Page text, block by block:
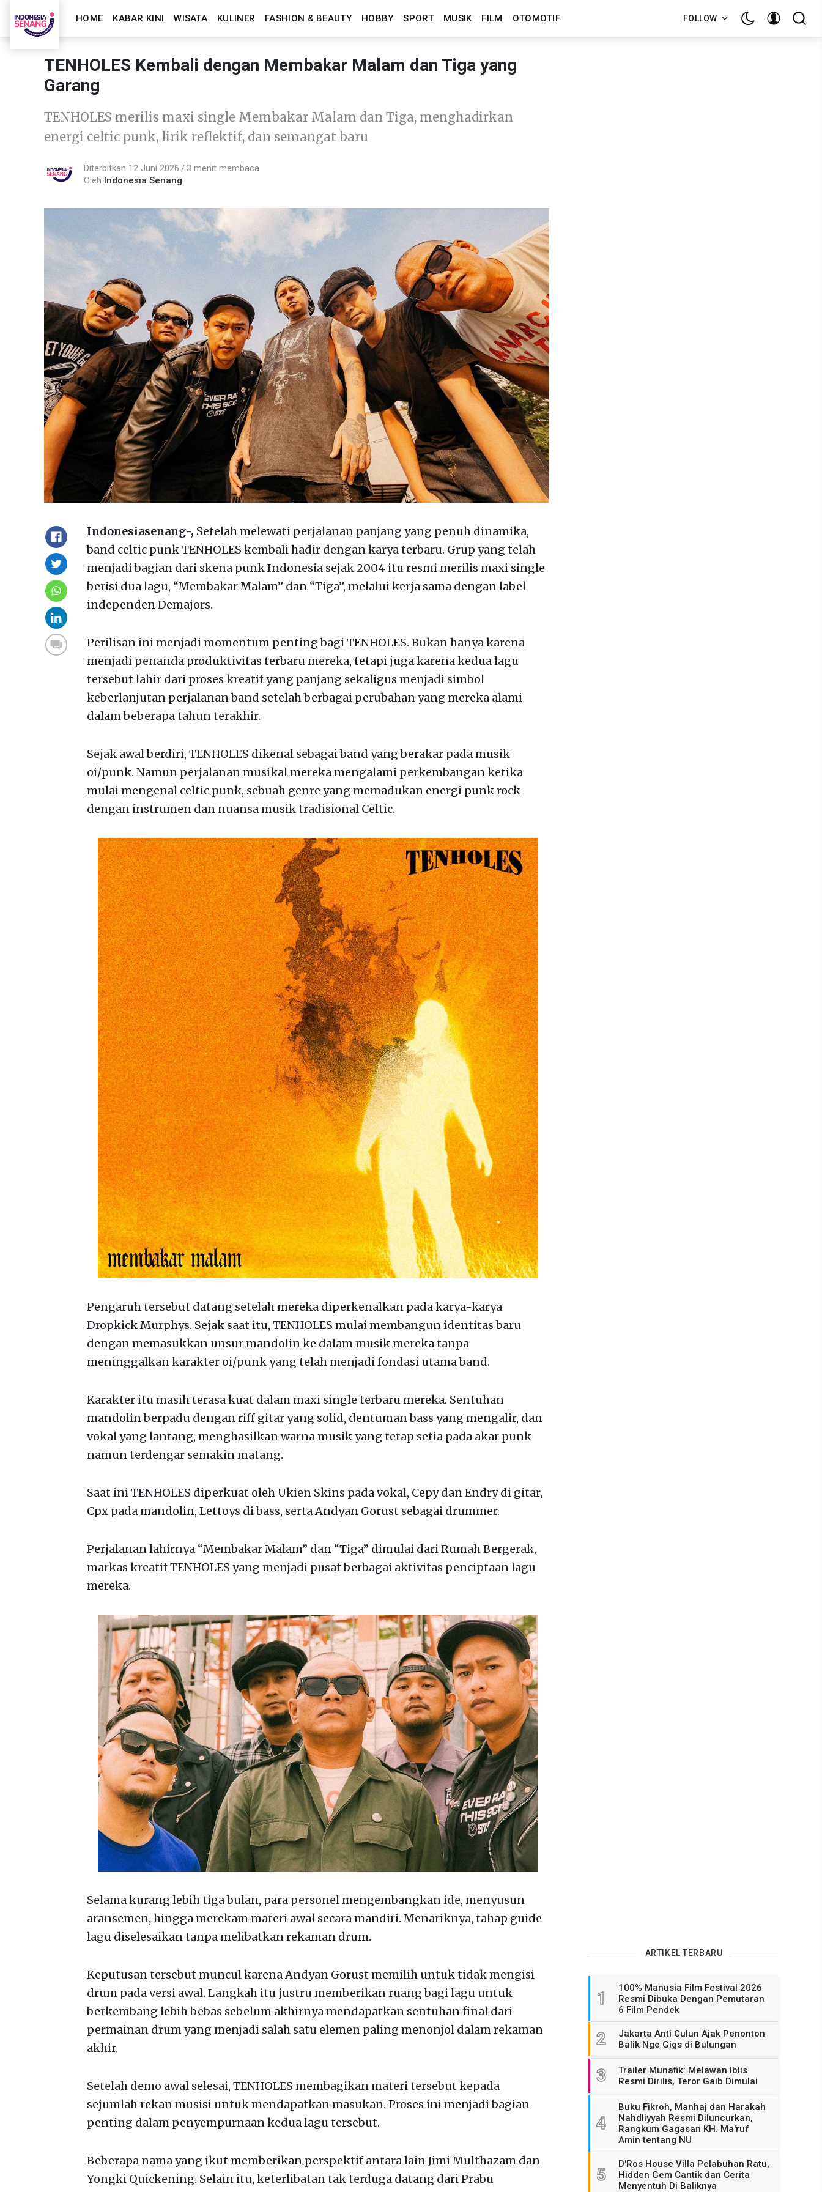
HOME KABAR KINI WISATA KULINER FASHION & BEAUTY HOBBY SPORT MUSIK FILM OTOMOTIF FOLLOW
TENHOLES Kembali dengan Membakar Malam dan Tiga yang
Garang
TENHOLES merilis maxi single Membakar Malam dan Tiga, menghadirkan
energi celtic punk, lirik reflektif, dan semangat baru
Diterbitkan 12 Juni 2026
3 menit membaca
Oleh Indonesia Senang
Indonesiasenang-, Setelah melewati perjalanan panjang yang penuh dinamika,
band celtic punk TENHOLES kembali hadir dengan karya terbaru. Grup yang telah
menjadi bagian dari skena punk Indonesia sejak 2004 itu resmi merilis maxi single
berisi dua lagu, “Membakar Malam” dan “Tiga”, melalui kerja sama dengan label
independen Demajors.
Perilisan ini menjadi momentum penting bagi TENHOLES. Bukan hanya karena
menjadi penanda produktivitas terbaru mereka, tetapi juga karena kedua lagu
tersebut lahir dari proses kreatif yang panjang sekaligus menjadi simbol
keberlanjutan perjalanan band setelah berbagai perubahan yang mereka alami
dalam beberapa tahun terakhir.
Sejak awal berdiri, TENHOLES dikenal sebagai band yang berakar pada musik
oi/punk. Namun perjalanan musikal mereka mengalami perkembangan ketika
mulai mengenal celtic punk, sebuah genre yang memadukan energi punk rock
dengan instrumen dan nuansa musik tradisional Celtic.
Pengaruh tersebut datang setelah mereka diperkenalkan pada karya-karya
Dropkick Murphys. Sejak saat itu, TENHOLES mulai membangun identitas baru
dengan memasukkan unsur mandolin ke dalam musik mereka tanpa
meninggalkan karakter oi/punk yang telah menjadi fondasi utama band.
Karakter itu masih terasa kuat dalam maxi single terbaru mereka. Sentuhan
mandolin berpadu dengan riff gitar yang solid, dentuman bass yang mengalir, dan
vokal yang lantang, menghasilkan warna musik yang tetap setia pada akar punk
namun terdengar semakin matang.
Saat ini TENHOLES diperkuat oleh Ukien Skins pada vokal, Cepy dan Endry di gitar,
Cpx pada mandolin, Lettoys di bass, serta Andyan Gorust sebagai drummer.
Perjalanan lahirnya “Membakar Malam” dan “Tiga” dimulai dari Rumah Bergerak,
markas kreatif TENHOLES yang menjadi pusat berbagai aktivitas penciptaan lagu
mereka.
Selama kurang lebih tiga bulan, para personel mengembangkan ide, menyusun
aransemen, hingga merekam materi awal secara mandiri. Menariknya, tahap guide
lagu diselesaikan tanpa melibatkan rekaman drum.
Keputusan tersebut muncul karena Andyan Gorust memilih untuk tidak mengisi
drum pada versi awal. Langkah itu justru memberikan ruang bagi lagu untuk
berkembang lebih bebas sebelum akhirnya mendapatkan sentuhan final dari
permainan drum yang menjadi salah satu elemen paling menonjol dalam rekaman
akhir.
Setelah demo awal selesai, TENHOLES membagikan materi tersebut kepada
sejumlah rekan musisi untuk mendapatkan masukan. Proses ini menjadi bagian
penting dalam penyempurnaan kedua lagu tersebut.
Beberapa nama yang ikut memberikan perspektif antara lain Jimi Multhazam dan
Yongki Quickening. Selain itu, keterlibatan tak terduga datang dari Prabu
ARTIKEL TERBARU
1
100% Manusia Film Festival 2026
Resmi Dibuka Dengan Pemutaran
6 Film Pendek
2
Jakarta Anti Culun Ajak Penonton
Balik Nge Gigs di Bulungan
3
Trailer Munafik: Melawan Iblis
Resmi Dirilis, Teror Gaib Dimulai
4
Buku Fikroh, Manhaj dan Harakah
Nahdliyyah Resmi Diluncurkan,
Rangkum Gagasan KH. Ma'ruf
Amin tentang NU
5
D'Ros House Villa Pelabuhan Ratu,
Hidden Gem Cantik dan Cerita
Menyentuh Di Baliknya